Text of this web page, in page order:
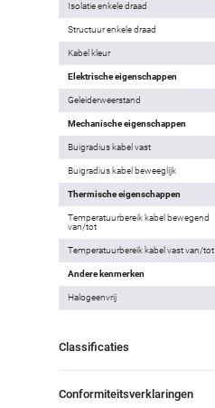
Isolatie enkele draad
Structuur enkele draad
Kabel kleur
Elektrische eigenschappen
Geleiderweerstand
Mechanische eigenschappen
Buigradius kabel vast
Buigradius kabel beweeglijk
Thermische eigenschappen
Temperatuurbereik kabel bewegend
van/tot
Temperatuurbereik kabel vast van/tot
Andere kenmerken
Halogeenvrij
Classificaties
Conformiteitsverklaringen